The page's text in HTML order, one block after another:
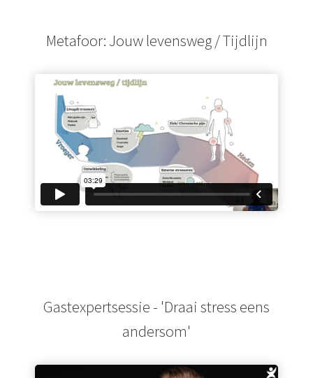
Metafoor: Jouw levensweg / Tijdlijn
Gastexpertsessie - 'Draai stress eens
andersom'